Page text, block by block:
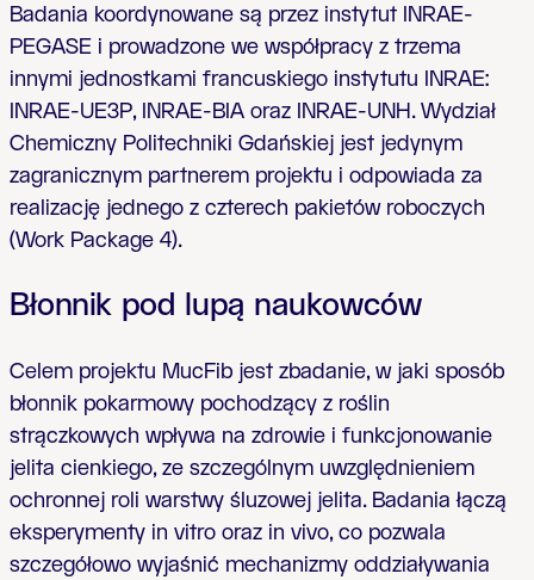
Badania koordynowane są przez instytut INRAE-
PEGASE i prowadzone we współpracy z trzema
innymi jednostkami francuskiego instytutu INRAE:
INRAE-UE3P, INRAE-BIA oraz INRAE-UNH. Wydział
Chemiczny Politechniki Gdańskiej jest jedynym
zagranicznym partnerem projektu i odpowiada za
realizację jednego z czterech pakietów roboczych
(Work Package 4).
Błonnik pod lupą naukowców
Celem projektu MucFib jest zbadanie, w jaki sposób
błonnik pokarmowy pochodzący z roślin
strączkowych wpływa na zdrowie i funkcjonowanie
jelita cienkiego, ze szczególnym uwzględnieniem
ochronnej roli warstwy śluzowej jelita. Badania łączą
eksperymenty in vitro oraz in vivo, co pozwala
szczegółowo wyjaśnić mechanizmy oddziaływania